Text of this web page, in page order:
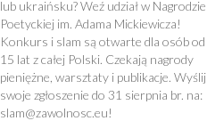
lub ukraińsku? Weź udział w Nagrodzie
Poetyckiej im. Adama Mickiewicza!
Konkurs i slam są otwarte dla osób od
15 lat z całej Polski. Czekają nagrody
pieniężne, warsztaty i publikacje. Wyślij
swoje zgłoszenie do 31 sierpnia br. na:
slam@zawolnosc.eu!